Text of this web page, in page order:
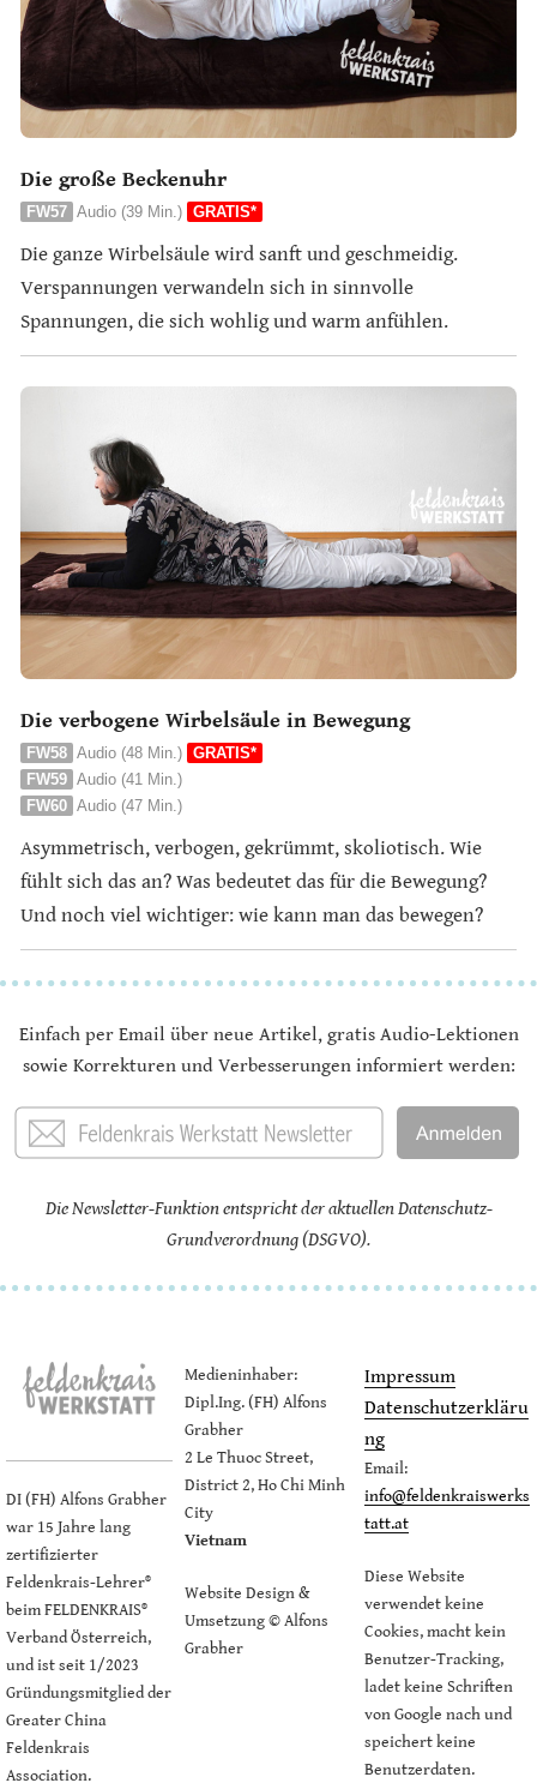
Die große Beckenuhr
FW57 Audio (39 Min.) GRATIS*
Die ganze Wirbelsäule wird sanft und geschmeidig.
Verspannungen verwandeln sich in sinnvolle
Spannungen, die sich wohlig und warm anfühlen.
Die verbogene Wirbelsäule in Bewegung
FW58 Audio (48 Min.) GRATIS*
FW59 Audio (41 Min.)
FW60 Audio (47 Min.)
Asymmetrisch, verbogen, gekrümmt, skoliotisch. Wie
fühlt sich das an? Was bedeutet das für die Bewegung?
Und noch viel wichtiger: wie kann man das bewegen?
Einfach per Email über neue Artikel, gratis Audio-Lektionen
sowie Korrekturen und Verbesserungen informiert werden:
Die Newsletter-Funktion entspricht der aktuellen Datenschutz-
Grundverordnung (DSGVO).
DI (FH) Alfons Grabher
war 15 Jahre lang
zertifizierter
Feldenkrais-Lehrer®
beim FELDENKRAIS®
Verband Österreich,
und ist seit 1/2023
Gründungsmitglied der
Greater China
Feldenkrais
Association.
Medieninhaber:
Dipl.Ing. (FH) Alfons
Grabher
2 Le Thuoc Street,
District 2, Ho Chi Minh
City
Vietnam
Website Design &
Umsetzung © Alfons
Grabher
Impressum
Datenschutzerkläru
ng
Email:
info@feldenkraiswerks
tatt.at
Diese Website
verwendet keine
Cookies, macht kein
Benutzer-Tracking,
ladet keine Schriften
von Google nach und
speichert keine
Benutzerdaten.